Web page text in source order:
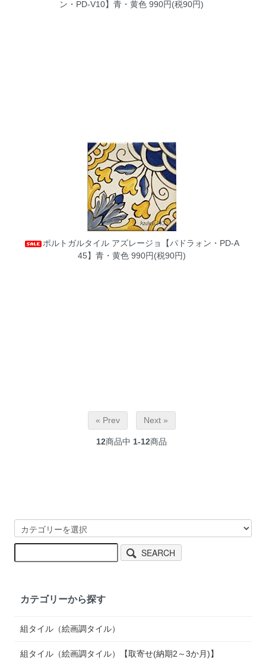
ン・PD-V10】青・黄色 990円(税90円)
ポルトガルタイル アズレージョ【パドラォン・PD-A
45】青・黄色990円(税90円)
« Prev Next »
12商品中 1-12商品
SEARCH
カテゴリーから探す
組タイル（絵画調タイル）
組タイル（絵画調タイル）【取寄せ(納期2～3か月)】